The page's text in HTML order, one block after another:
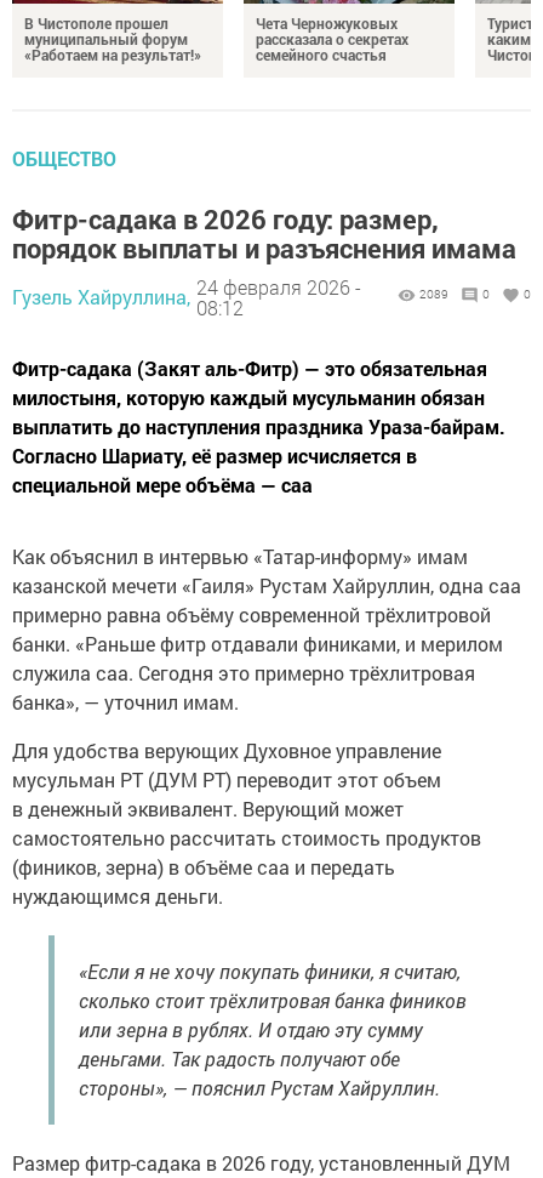
В Чистополе прошел
муниципальный форум
«Работаем на результат!»
Чета Черножуковых
рассказала о секретах
семейного счастья
каким
ОБЩЕСТВО
Фитр-садака в 2026 году: размер,
порядок выплаты и разъяснения имама
Гузель Хайруллина, 24 февраля 2026 -
08:12
2089 0 0
Фитр-садака (Закят аль-Фитр) — это обязательная
милостыня, которую каждый мусульманин обязан
выплатить до наступления праздника Ураза-байрам.
Согласно Шариату, её размер исчисляется в
специальной мере объёма — саа
Как объяснил в интервью «Татар-информу» имам
казанской мечети «Гаиля» Рустам Хайруллин, одна саа
примерно равна объёму современной трёхлитровой
банки. «Раньше фитр отдавали финиками, и мерилом
служила саа. Сегодня это примерно трёхлитровая
банка», — уточнил имам.
Для удобства верующих Духовное управление
мусульман РТ (ДУМ РТ) переводит этот объем
в денежный эквивалент. Верующий может
самостоятельно рассчитать стоимость продуктов
(фиников, зерна) в объёме саа и передать
нуждающимся деньги.
«Если я не хочу покупать финики, я считаю,
сколько стоит трёхлитровая банка фиников
или зерна в рублях. И отдаю эту сумму
деньгами. Так радость получают обе
стороны», — пояснил Рустам Хайруллин.
Размер фитр-садака в 2026 году, установленный ДУМ